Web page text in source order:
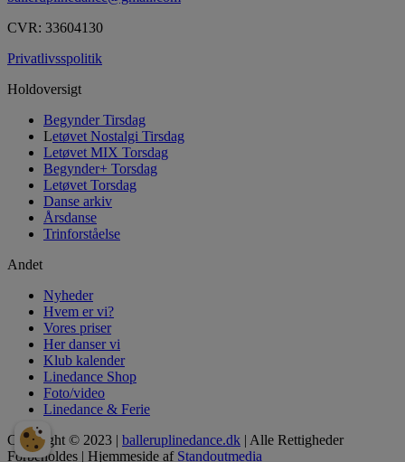
CVR: 33604130
Privatlivsspolitik
Holdoversigt
Begynder Tirsdag
Letøvet Nostalgi Tirsdag
Letøvet MIX Torsdag
Begynder+ Torsdag
Letøvet Torsdag
Danse arkiv
Årsdanse
Trinforståelse
Andet
Nyheder
Hvem er vi?
Vores priser
Her danser vi
Klub kalender
Linedance Shop
Foto/video
Linedance & Ferie
Copyright © 2023 | balleruplinedance.dk | Alle Rettigheder
Forbeholdes | Hjemmeside af Standoutmedia